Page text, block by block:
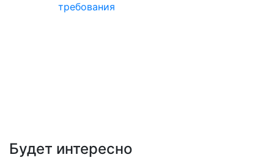
требования
Будет интересно